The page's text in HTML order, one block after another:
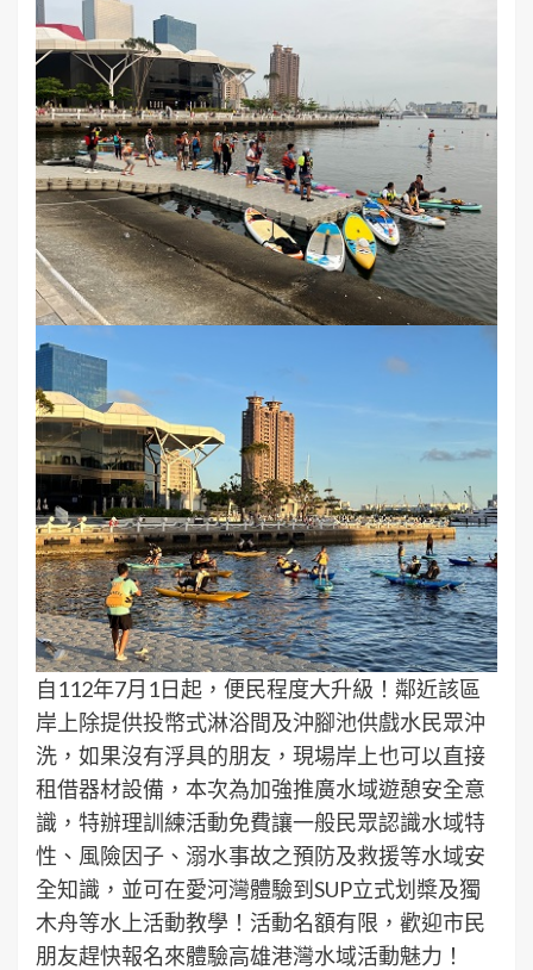
自112年7月1日起，便民程度大升級！鄰近該區
岸上除提供投幣式淋浴間及沖腳池供戲水民眾沖
洗，如果沒有浮具的朋友，現場岸上也可以直接
租借器材設備，本次為加強推廣水域遊憩安全意
識，特辦理訓練活動免費讓一般民眾認識水域特
性、風險因子、溺水事故之預防及救援等水域安
全知識，並可在愛河灣體驗到SUP立式划槳及獨
木舟等水上活動教學！活動名額有限，歡迎市民
朋友趕快報名來體驗高雄港灣水域活動魅力！